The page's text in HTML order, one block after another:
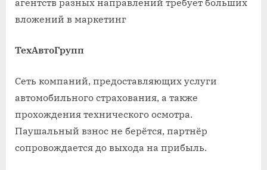
вложений в маркетинг
ТехАвтоГрупп
Сеть компаний, предоставляющих услуги
автомобильного страхования, а также
прохождения технического осмотра.
Паушальный взнос не берётся, партнёр
сопровождается до выхода на прибыль.